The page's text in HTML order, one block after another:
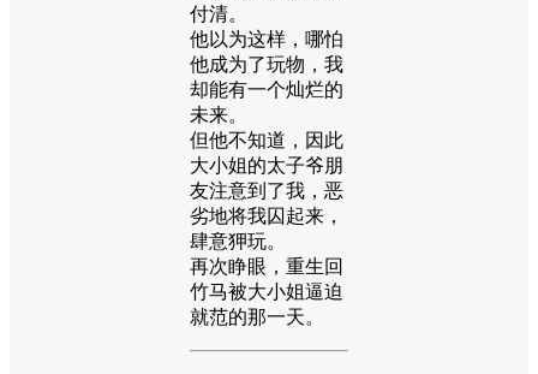
付清。
他以为这样，哪怕
他成为了玩物，我
却能有一个灿烂的
未来。
但他不知道，因此
大小姐的太子爷朋
友注意到了我，恶
劣地将我囚起来，
肆意狎玩。
再次睁眼，重生回
竹马被大小姐逼迫
就范的那一天。